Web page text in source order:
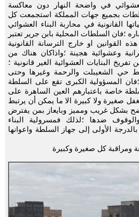
في واضحة النهار دون معاكسة
بجميع جهات المملكة استجمعت كل
القانونية في محاربة البناء العشوائي
؛فان السلطات المحلية بابن جرير تعتبر
القوانين او خارج الترسانة القانونية
وعشوائية هجينة ؛واذاكان هناك من
البنايات العشوائية الغير قانونية ؛
حي الشعيبلت والرحمة وغيرها وحتى
المسؤولية الكبرى تقع على السلطة
خاصة باعتبارهم العين الساهرة على
صغيرة ولا كبيرة الا ما يمكن أن يرتبط
بشكل غريب ومميز وبايعاز بمن يفترض
ضدها ؛لذلك فمسرولية البناء
الأولى إلى جهاز السلطة واعوانها
ومراقبة كل صغيرة وكبيرة